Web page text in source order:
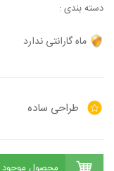
دسته بندی :
ماه گارانتی ندارد
طراحی ساده